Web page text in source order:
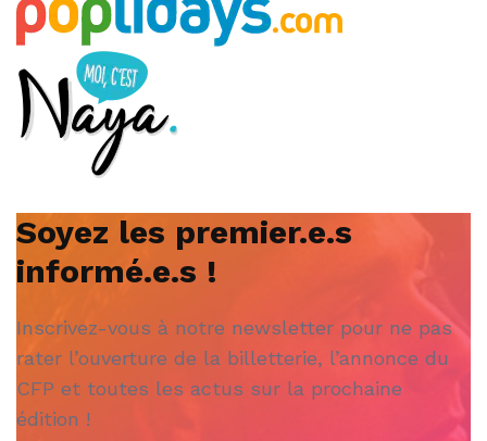
Soyez les premier.e.s
informé.e.s !
Inscrivez-vous à notre newsletter pour ne pas
rater l’ouverture de la billetterie, l’annonce du
CFP et toutes les actus sur la prochaine
édition !